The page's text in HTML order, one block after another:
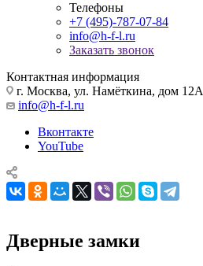
Телефоны
+7 (495)-787-07-84
info@h-f-l.ru
Заказать звонок
Контактная информация
г. Москва, ул. Намёткина, дом 12А
info@h-f-l.ru
Вконтакте
YouTube
Дверные замки